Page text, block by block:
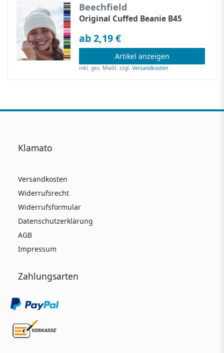
Beechfield
Original Cuffed Beanie B45
ab 2,19 €
Artikel anzeigen
inkl. ges. MwSt. zzgl.Versandkosten
Klamato
Versandkosten
Widerrufsrecht
Widerrufsformular
Datenschutzerklärung
AGB
Impressum
Zahlungsarten